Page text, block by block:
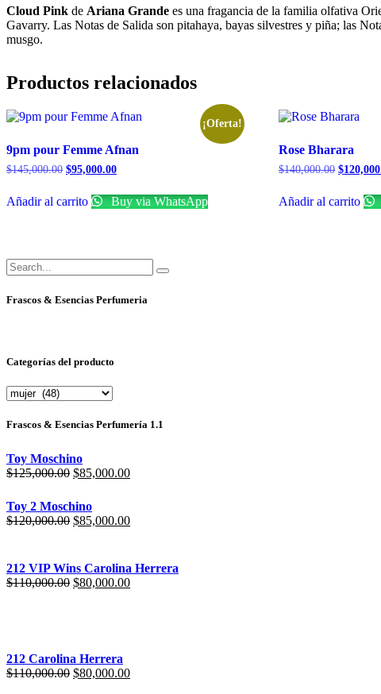
Cloud Pink de Ariana Grande es una fragancia de la familia olfativa
Gavarry. Las Notas de Salida son pitahaya, bayas silvestres y piña; las
musgo.
Productos relacionados
¡Oferta!
9pm pour Femme Afnan
$145,000.00 $95,000.00
Añadir al carrito Buy via WhatsApp
Rose Bharara
$140,000.00 $
Añadir al carrito
Frascos & Esencias Perfumeria
Categorías del producto
Frascos & Esencias Perfumería 1.1
Toy Moschino
$125,000.00 $85,000.00
Toy 2 Moschino
$120,000.00 $85,000.00
212 VIP Wins Carolina Herrera
$110,000.00 $80,000.00
212 Carolina Herrera
$110,000.00 $80,000.00